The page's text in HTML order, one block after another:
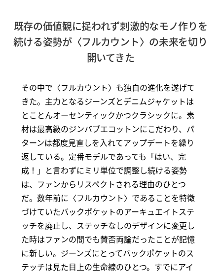
既存の価値観に捉われず刺激的なモノ作りを
続ける姿勢が〈フルカウント〉の未来を切り
開いてきた
その中で〈フルカウント〉も独自の進化を遂げて
きた。主力となるジーンズとデニムジャケットは
とことんオーセンティックかつクラシックに。素
材は最高級のジンバブエコットンにこだわり、パ
ターンは都度見直しを入れてアップデートを繰り
返している。定番モデルであっても「はい、完
成！」と言わずにミリ単位で調整し続ける姿勢
は、ファンからリスペクトされる理由のひとつ
だ。数年前に〈フルカウント〉であることを特徴
づけていたバックポケットのアーキュエイトステ
ッチを廃止し、ステッチなしのデザインに変更し
た時はファンの間でも賛否両論だったことが記憶
に新しい。ジーンズにとってバックポケットのス
テッチは見た目上の生命線のひとつ。すでにアイ